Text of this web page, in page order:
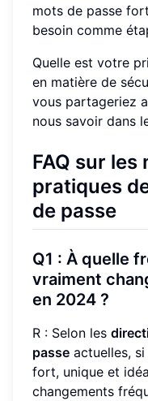
mots de passe
besoin comme
Quelle est votre
en matière de
vous partageriez
nous savoir dans
FAQ sur les
pratiques
de passe
Q1 : À quelle
vraiment
en 2024 ?
R : Selon les
passe actuelles,
fort, unique et
changements